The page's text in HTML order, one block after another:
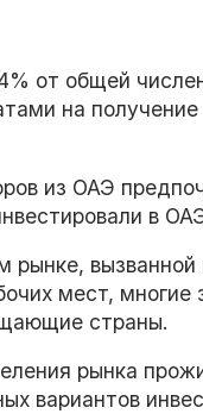
от общей
на
из ОАЭ
в
рынке,
мест, многие
страны.
рынка
вариантов